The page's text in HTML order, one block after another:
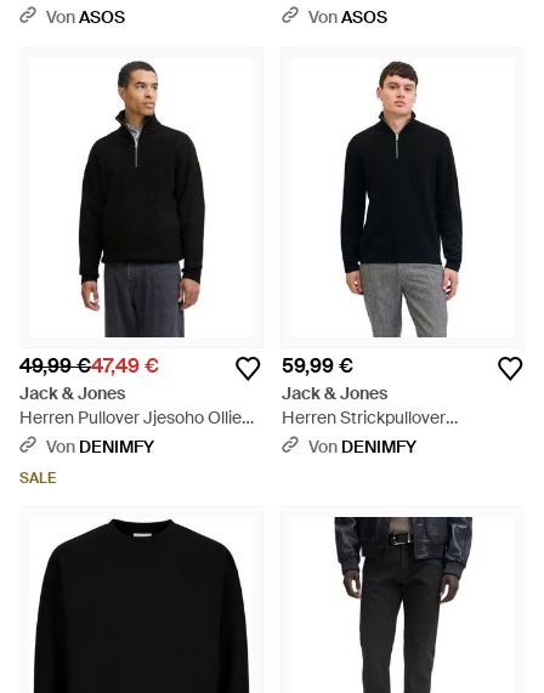
Schwarz
VonASOS
Schwarz
VonASOS
49,99 €47,49 €
Jack & Jones
Herren Pullover Jjesoho Ollie
Knit Half Zip - Schwarz
Von DENIMFY
SALE
59,99 €
Jack & Jones
Herren Strickpullover
Jprblamilano Stitch Knit Half
Von DENIMFY